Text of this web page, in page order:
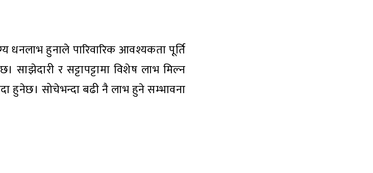
धनलाभ हुनाले पारिवारिक आवश्यकता पूर्ति
र सट्टापट्टामा विशेष लाभ मिल्न
हुनेछ। सोचेभन्दा बढी नै लाभ हुने सम्भावना